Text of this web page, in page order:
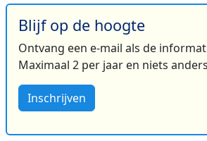
Blijf op de hoogte
Ontvang een e-mail als de
Maximaal 2 per jaar en niets
Inschrijven